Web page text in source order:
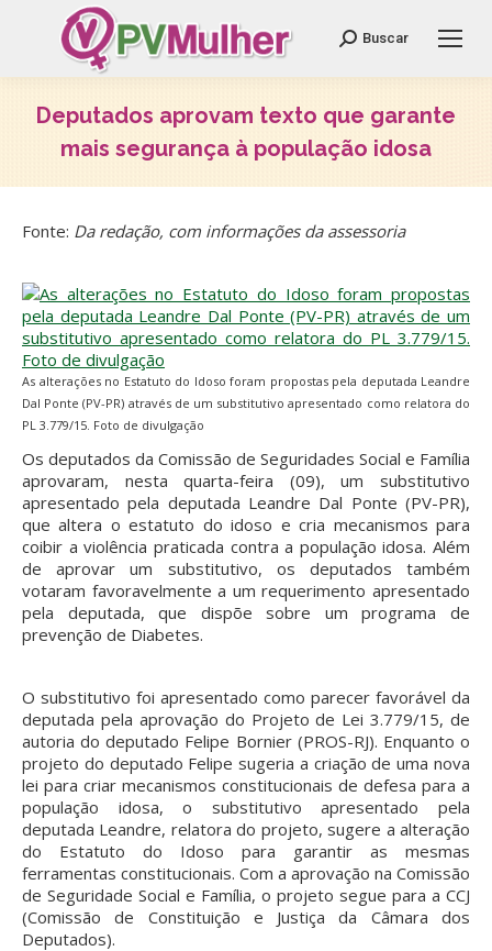
Search:
Buscar
Deputados aprovam texto que garante
mais segurança à população idosa
Fonte: Da redação, com informações da assessoria
As alterações no Estatuto do Idoso foram propostas pela deputada Leandre
Dal Ponte (PV-PR) através de um substitutivo apresentado como relatora do
PL 3.779/15. Foto de divulgação
Os deputados da Comissão de Seguridades Social e Família
aprovaram, nesta quarta-feira (09), um substitutivo
apresentado pela deputada Leandre Dal Ponte (PV-PR),
que altera o estatuto do idoso e cria mecanismos para
coibir a violência praticada contra a população idosa. Além
de aprovar um substitutivo, os deputados também
votaram favoravelmente a um requerimento apresentado
pela deputada, que dispõe sobre um programa de
prevenção de Diabetes.
O substitutivo foi apresentado como parecer favorável da
deputada pela aprovação do Projeto de Lei 3.779/15, de
autoria do deputado Felipe Bornier (PROS-RJ). Enquanto o
projeto do deputado Felipe sugeria a criação de uma nova
lei para criar mecanismos constitucionais de defesa para a
população idosa, o substitutivo apresentado pela
deputada Leandre, relatora do projeto, sugere a alteração
do Estatuto do Idoso para garantir as mesmas
ferramentas constitucionais. Com a aprovação na Comissão
de Seguridade Social e Família, o projeto segue para a CCJ
(Comissão de Constituição e Justiça da Câmara dos
Deputados).